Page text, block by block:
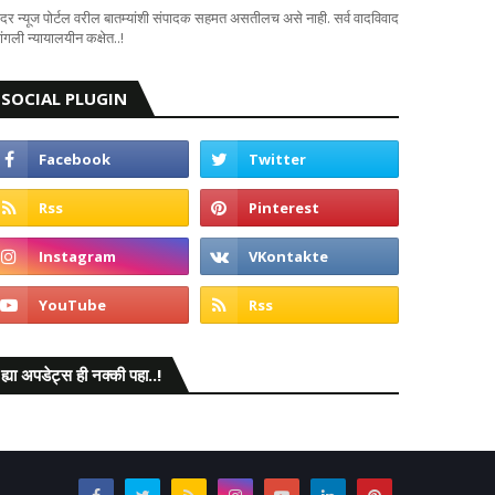
न्यूज पोर्टल वरील बातम्यांशी संपादक सहमत असतीलच असे नाही. सर्व वादविवाद
न्यायालयीन कक्षेत..!
SOCIAL PLUGIN
ह्या अपडेट्स ही नक्की पहा..!